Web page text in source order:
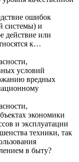
ошибок
системы) и
действие или
к…
условий
вредных
экономики
и эксплуатации
техники, так
в быту?